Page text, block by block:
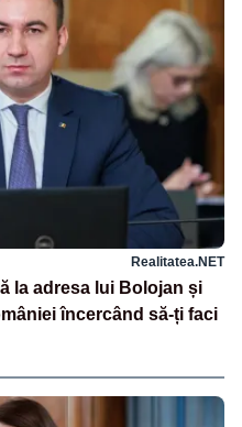
Realitatea.NET
la adresa lui Bolojan și
încercând să-ți faci